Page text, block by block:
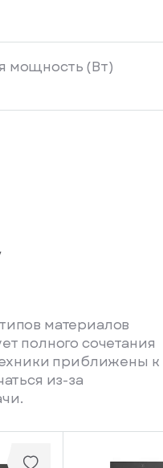
мощность (Вт)
материалов
полного сочетания
приближены к
из-за